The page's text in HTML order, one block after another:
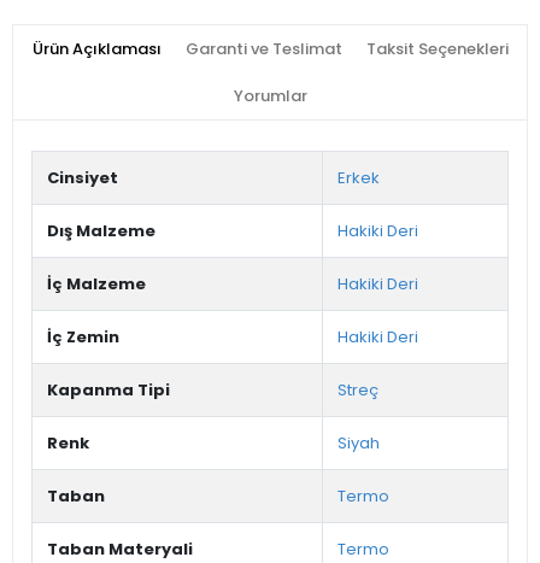
Ürün Açıklaması Garanti ve Teslimat Taksit Seçenekleri
Yorumlar
Cinsiyet Erkek
Dış Malzeme Hakiki Deri
İç Malzeme Hakiki Deri
İç Zemin Hakiki Deri
Kapanma Tipi Streç
Renk Siyah
Taban Termo
Taban Materyali Termo